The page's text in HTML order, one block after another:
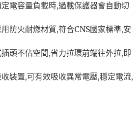
電容量負載時,過載保護器會自動切
防火耐燃材質,符合CNS國家標準,安
頭不佔空間,省力拉環前端往外拉,即
裝置,可有效吸收異常電壓,穩定電流,